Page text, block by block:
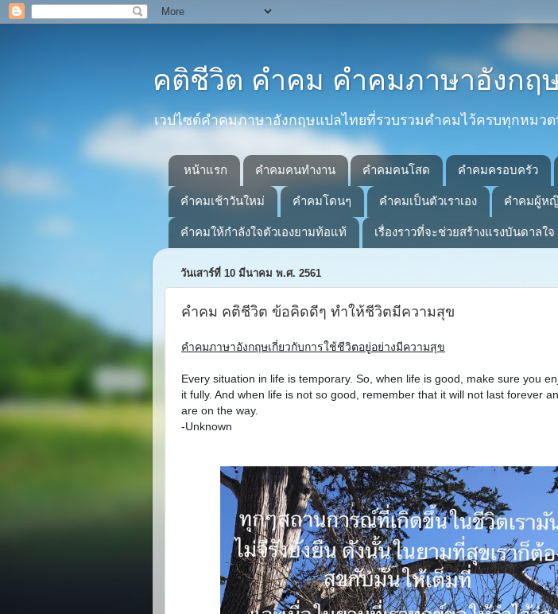
คติชีวิต คำคม คำคมภาษาอังกฤ
เวปไซด์คำคมภาษาอังกฤษแปลไทยที่รวบรวมคำคมไว้ครบทุกหมว
หน้าแรก คำคมคนทำงาน คำคมคนโสด คำคมครอบครัว
คำคมเช้าวันใหม่ คำคมโดนๆ คำคมเป็นตัวเราเอง คำคมผู้ห
คำคมให้กำลังใจตัวเองยามท้อแท้ เรื่องราวที่จะช่วยสร้างแรงบันดาลใจ
วันเสาร์ที่ 10 มีนาคม พ.ศ. 2561
คำคม คติชีวิต ข้อคิดดีๆ ทำให้ชีวิตมีความสุข
คำคมภาษาอังกฤษเกี่ยวกับการใช้ชีวิตอยู่อย่างมีความสุข
Every situation in life is temporary. So, when life is good, make sure you
it fully. And when life is not so good, remember that it will not last forever
are on the way.
-Unknown